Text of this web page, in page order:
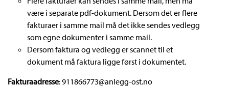
være i separate pdf-dokument. Dersom det er flere
fakturaer i samme mail må det ikke sendes vedlegg
som egne dokumenter i samme mail.
Dersom faktura og vedlegg er scannet til et
dokument må faktura ligge først i dokumentet.
Fakturaadresse: 911866773@anlegg-ost.no